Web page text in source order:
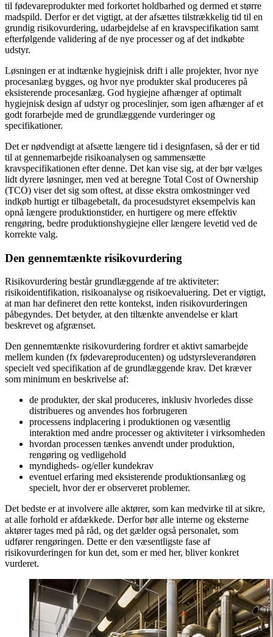
til fødevareprodukter med forkortet holdbarhed og dermed et større
madspild. Derfor er det vigtigt, at der afsættes tilstrækkelig tid til en
grundig risikovurdering, udarbejdelse af en kravspecifikation samt
efterfølgende validering af de nye processer og af det indkøbte
udstyr.
Løsningen er at indtænke hygiejnisk drift i alle projekter, hvor nye
procesanlæg bygges, og hvor nye produkter skal produceres på
eksisterende procesanlæg. God hygiejne afhænger af optimalt
hygiejnisk design af udstyr og proceslinjer, som igen afhænger af et
godt forarbejde med de grundlæggende vurderinger og
specifikationer.
Det er nødvendigt at afsætte længere tid i designfasen, så der er tid
til at gennemarbejde risikoanalysen og sammensætte
kravspecifikationen efter denne. Det kan vise sig, at der bør vælges
lidt dyrere løsninger, men ved at beregne Total Cost of Ownership
(TCO) viser det sig som oftest, at disse ekstra omkostninger ved
indkøb hurtigt er tilbagebetalt, da procesudstyret eksempelvis kan
opnå længere produktionstider, en hurtigere og mere effektiv
rengøring, bedre produktionshygiejne eller længere levetid ved de
korrekte valg.
Den gennemtænkte risikovurdering
Risikovurdering består grundlæggende af tre aktiviteter:
risikoidentifikation, risikoanalyse og risikoevaluering. Det er vigtigt,
at man har defineret den rette kontekst, inden risikovurderingen
påbegyndes. Det betyder, at den tiltænkte anvendelse er klart
beskrevet og afgrænset.
Den gennemtænkte risikovurdering fordrer et aktivt samarbejde
mellem kunden (fx fødevareproducenten) og udstyrsleverandøren
specielt ved specifikation af de grundlæggende krav. Det kræver
som minimum en beskrivelse af:
de produkter, der skal produceres, inklusiv hvorledes disse
distribueres og anvendes hos forbrugeren
processens indplacering i produktionen og væsentlig
interaktion med andre processer og aktiviteter i virksomheden
hvordan processen tænkes anvendt under produktion,
rengøring og vedligehold
myndigheds- og/eller kundekrav
eventuel erfaring med eksisterende produktionsanlæg og
specielt, hvor der er observeret problemer.
Det bedste er at involvere alle aktører, som kan medvirke til at sikre,
at alle forhold er afdækkede. Derfor bør alle interne og eksterne
aktører tages med på råd, og det gælder også personalet, som
udfører rengøringen. Dette er den væsentligste fase af
risikovurderingen for kun det, som er med her, bliver konkret
vurderet.